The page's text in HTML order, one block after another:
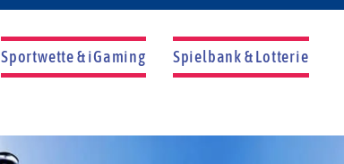
Sportwette & iGaming Spielbank & Lotterie